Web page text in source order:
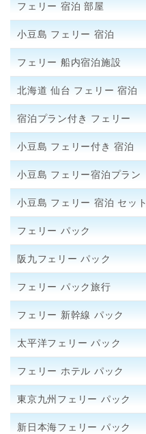
フェリー 宿泊 部屋
小豆島 フェリー 宿泊
フェリー 船内宿泊施設
北海道 仙台 フェリー 宿泊
宿泊プラン付き フェリー
小豆島 フェリー付き 宿泊
小豆島 フェリー宿泊プラン
小豆島 フェリー 宿泊 セット
フェリー パック
阪九フェリー パック
フェリー パック旅行
フェリー 新幹線 パック
太平洋フェリー パック
フェリー ホテル パック
東京九州フェリー パック
新日本海フェリー パック